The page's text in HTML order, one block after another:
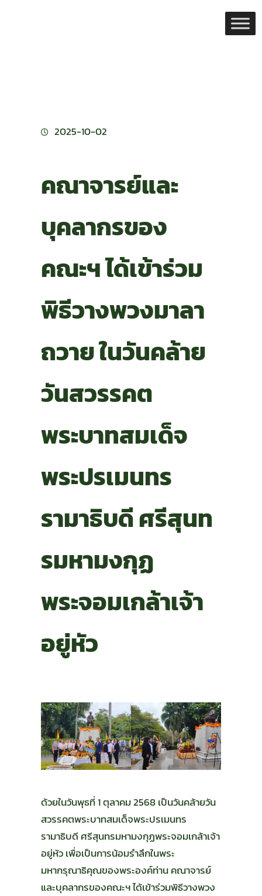
2025-10-02
คณาจารย์และ
บุคลากรของ
คณะฯ ได้เข้าร่วม
พิธีวางพวงมาลา
ถวาย ในวันคล้าย
วันสวรรคต
พระบาทสมเด็จ
พระปรเมนทร
รามาธิบดี ศรีสุนท
รมหามงกุฏ
พระจอมเกล้าเจ้า
อยู่หัว
ด้วยในวันพุธที่ 1 ตุลาคม 2568 เป็นวันคล้ายวัน
สวรรคตพระบาทสมเด็จพระปรเมนทร
รามาธิบดี ศรีสุนทรมหามงกุฏพระจอมเกล้าเจ้า
อยู่หัว เพื่อเป็นการน้อมรำลึกในพระ
มหากรุณาธิคุณของพระองค์ท่าน คณาจารย์
และบุคลากรของคณะฯ ได้เข้าร่วมพิธีวางพวง